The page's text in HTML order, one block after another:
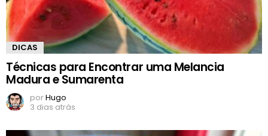
DICAS
Técnicas para Encontrar uma Melancia
Madura e Sumarenta
porHugo
3 dias atrás